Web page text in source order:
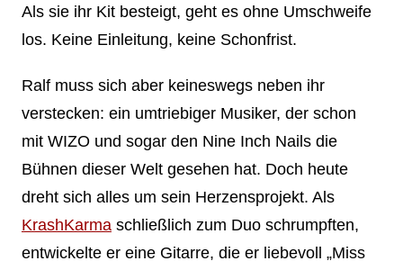
Als sie ihr Kit besteigt, geht es ohne Umschweife
los. Keine Einleitung, keine Schonfrist.
Ralf muss sich aber keineswegs neben ihr
verstecken: ein umtriebiger Musiker, der schon
mit WIZO und sogar den Nine Inch Nails die
Bühnen dieser Welt gesehen hat. Doch heute
dreht sich alles um sein Herzensprojekt. Als
KrashKarmaschließlich zum Duo schrumpften,
entwickelte er eine Gitarre, die er liebevoll „Miss